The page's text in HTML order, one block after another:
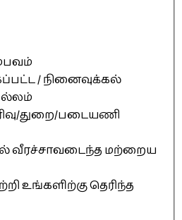
/ நினைவுக்கல்
துறை/படையணி
வீரச்சாவடைந்த மற்றைய
உங்களிற்கு தெரிந்த